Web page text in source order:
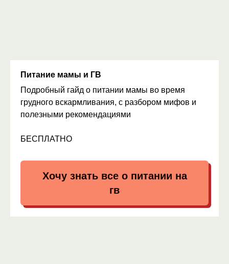
Питание мамы и ГВ
Подробный гайд о питании мамы во время
грудного вскармливания, с разбором мифов и
полезными рекомендациями
БЕСПЛАТНО
Хочу знать все о питании на
гв